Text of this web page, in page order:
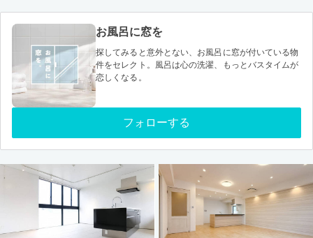
お風呂に窓を
探してみると意外とない、お風呂に窓が付いている物
件をセレクト。風呂は心の洗濯、もっとバスタイムが
恋しくなる。
フォローする